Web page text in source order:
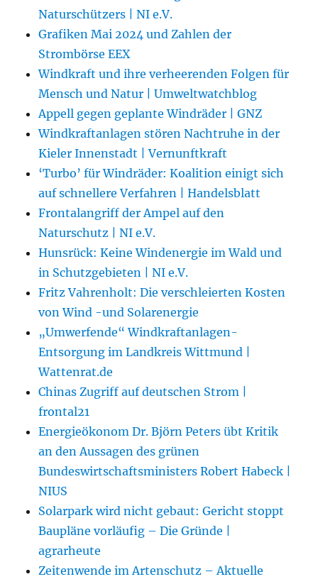
Naturschützers | NI e.V.
Grafiken Mai 2024 und Zahlen der
Strombörse EEX
Windkraft und ihre verheerenden Folgen für
Mensch und Natur | Umweltwatchblog
Appell gegen geplante Windräder | GNZ
Windkraftanlagen stören Nachtruhe in der
Kieler Innenstadt | Vernunftkraft
‘Turbo’ für Windräder: Koalition einigt sich
auf schnellere Verfahren | Handelsblatt
Frontalangriff der Ampel auf den
Naturschutz | NI e.V.
Hunsrück: Keine Windenergie im Wald und
in Schutzgebieten | NI e.V.
Fritz Vahrenholt: Die verschleierten Kosten
von Wind -und Solarenergie
„Umwerfende“ Windkraftanlagen-
Entsorgung im Landkreis Wittmund |
Wattenrat.de
Chinas Zugriff auf deutschen Strom |
frontal21
Energieökonom Dr. Björn Peters übt Kritik
an den Aussagen des grünen
Bundeswirtschaftsministers Robert Habeck |
NIUS
Solarpark wird nicht gebaut: Gericht stoppt
Baupläne vorläufig – Die Gründe |
agrarheute
Zeitenwende im Artenschutz – Aktuelle